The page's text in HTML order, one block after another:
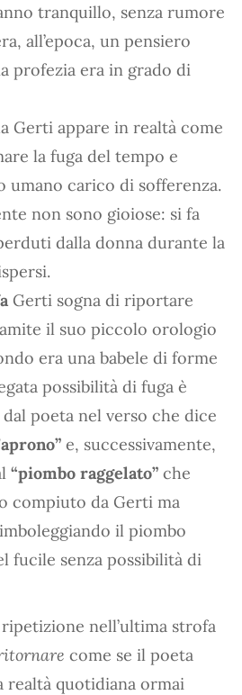
tranquillo, senza rumore
all’epoca, un pensiero
profezia era in grado di
Gerti appare in realtà come
la fuga del tempo e
umano carico di sofferenza.
non sono gioiose: si fa
dalla donna durante la
Gerti sogna di riportare
il suo piccolo orologio
era una babele di forme
possibilità di fuga è
poeta nel verso che dice
e, successivamente,
“piombo raggelato” che
compiuto da Gerti ma
il piombo
fucile senza possibilità di
nell’ultima strofa
come se il poeta
realtà quotidiana ormai